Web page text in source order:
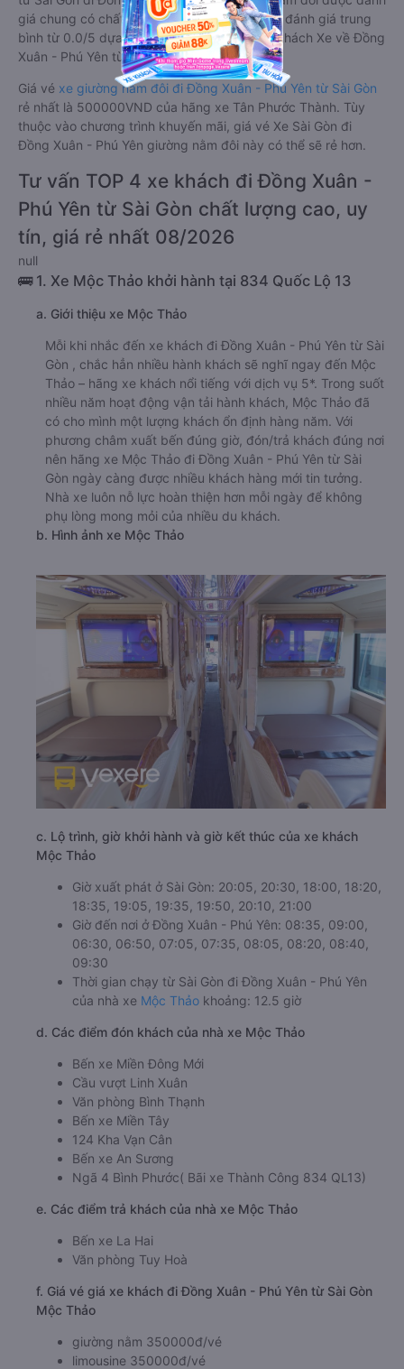
giá chung có chất lượng Trung bình với điểm đánh giá trung
bình từ 0.0/5 dựa trên 0 phản hồi của hành khách Xe về Đồng
Xuân - Phú Yên từ Sài Gòn.
Giá vé xe giường nằm đôi đi Đồng Xuân - Phú Yên từ Sài Gòn
rẻ nhất là 500000VND của hãng xe Tân Phước Thành. Tùy
thuộc vào chương trình khuyến mãi, giá vé Xe Sài Gòn đi
Đồng Xuân - Phú Yên giường nằm đôi này có thể sẽ rẻ hơn.
Tư vấn TOP 4 xe khách đi Đồng Xuân -
Phú Yên từ Sài Gòn chất lượng cao, uy
tín, giá rẻ nhất 08/2026
null
🚌 1. Xe Mộc Thảo khởi hành tại 834 Quốc Lộ 13
a. Giới thiệu xe Mộc Thảo
Mỗi khi nhắc đến xe khách đi Đồng Xuân - Phú Yên từ Sài
Gòn , chắc hẳn nhiều hành khách sẽ nghĩ ngay đến Mộc
Thảo – hãng xe khách nổi tiếng với dịch vụ 5*. Trong suốt
nhiều năm hoạt động vận tải hành khách, Mộc Thảo đã
có cho mình một lượng khách ổn định hàng năm. Với
phương châm xuất bến đúng giờ, đón/trả khách đúng nơi
nên hãng xe Mộc Thảo đi Đồng Xuân - Phú Yên từ Sài
Gòn ngày càng được nhiều khách hàng mới tin tưởng.
Nhà xe luôn nỗ lực hoàn thiện hơn mỗi ngày để không
phụ lòng mong mỏi của nhiều du khách.
b. Hình ảnh xe Mộc Thảo
c. Lộ trình, giờ khởi hành và giờ kết thúc của xe khách
Mộc Thảo
Giờ xuất phát ở Sài Gòn: 20:05, 20:30, 18:00, 18:20,
18:35, 19:05, 19:35, 19:50, 20:10, 21:00
Giờ đến nơi ở Đồng Xuân - Phú Yên: 08:35, 09:00,
06:30, 06:50, 07:05, 07:35, 08:05, 08:20, 08:40,
09:30
Thời gian chạy từ Sài Gòn đi Đồng Xuân - Phú Yên
của nhà xe Mộc Thảo khoảng: 12.5 giờ
d. Các điểm đón khách của nhà xe Mộc Thảo
Bến xe Miền Đông Mới
Cầu vượt Linh Xuân
Văn phòng Bình Thạnh
Bến xe Miền Tây
124 Kha Vạn Cân
Bến xe An Sương
Ngã 4 Bình Phước( Bãi xe Thành Công 834 QL13)
e. Các điểm trả khách của nhà xe Mộc Thảo
Bến xe La Hai
Văn phòng Tuy Hoà
f. Giá vé giá xe khách đi Đồng Xuân - Phú Yên từ Sài Gòn
Mộc Thảo
giường nằm 350000đ/vé
limousine 350000đ/vé